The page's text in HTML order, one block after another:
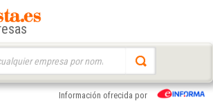
Información ofrecida por